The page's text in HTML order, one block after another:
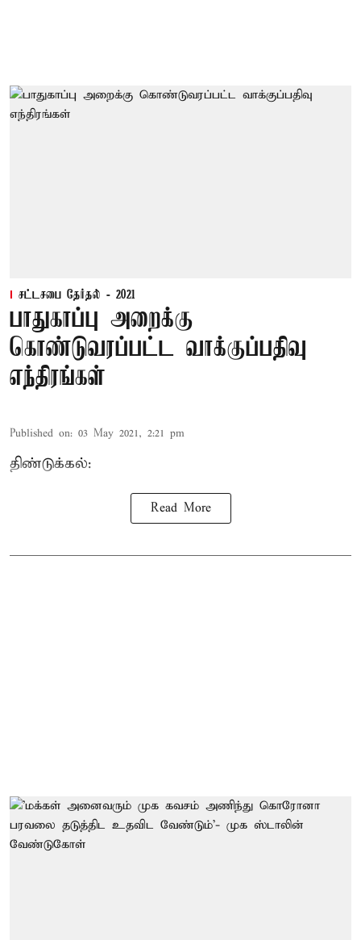
சட்டசபை தேர்தல் - 2021
பாதுகாப்பு அறைக்கு
கொண்டுவரப்பட்ட வாக்குப்பதிவு
எந்திரங்கள்
Published on: 03 May 2021, 2:21 pm
திண்டுக்கல்:
Read More